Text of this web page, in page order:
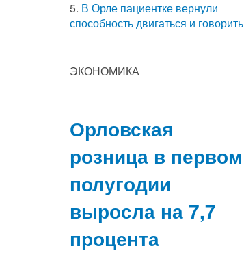
5. В Орле пациентке вернули
способность двигаться и говорить
ЭКОНОМИКА
Орловская
розница в первом
полугодии
выросла на 7,7
процента